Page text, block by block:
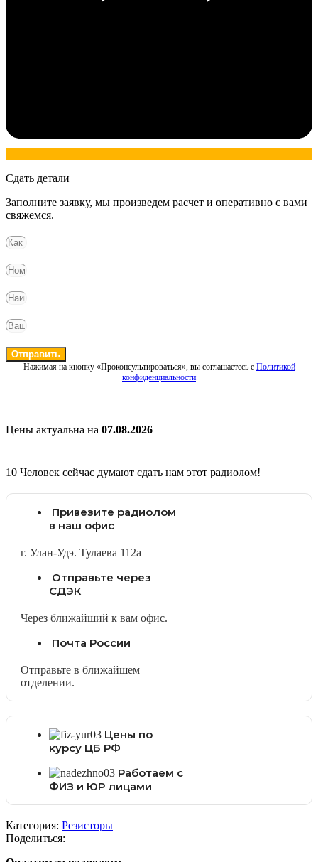
Сдать детали
Заполните заявку, мы произведем расчет и оперативно с вами
свяжемся.
Отправить
Нажимая на кнопку «Проконсультироваться», вы соглашаетесь с Политикой
конфиденциальности
Цены актуальна на 07.08.2026
10 Человек сейчас думают сдать нам этот радиолом!
Привезите радиолом
в наш офис
г. Улан-Удэ. Тулаева 112а
Отправьте через
СДЭК
Через ближайший к вам офис.
Почта России
Отправьте в ближайшем
отделении.
Цены по
курсу ЦБ РФ
Работаем с
ФИЗ и ЮР лицами
Категория: Резисторы
Поделиться: